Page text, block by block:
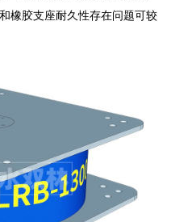
橡胶支座耐久性存在问题可较